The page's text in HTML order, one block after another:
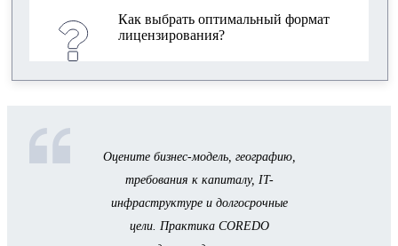
Как выбрать оптимальный формат
лицензирования?
Оцените бизнес-модель, географию,
требования к капиталу, IT-
инфраструктуре и долгосрочные
цели. Практика COREDO